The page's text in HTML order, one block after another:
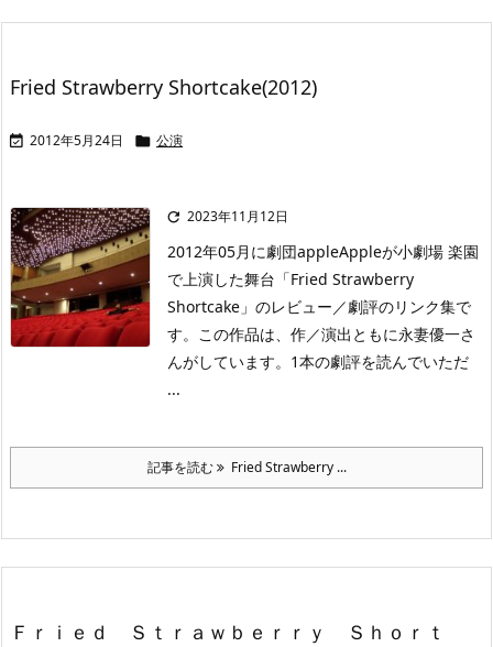
Fried Strawberry Shortcake(2012)
 2012年5月24日  公演
 2023年11月12日
2012年05月に劇団appleAppleが小劇場 楽園
で上演した舞台「Fried Strawberry
Shortcake」のレビュー／劇評のリンク集で
す。この作品は、作／演出ともに永妻優一さ
んがしています。1本の劇評を読んでいただ
...
記事を読む Fried Strawberry ...
Ｆｒｉｅｄ Ｓｔｒａｗｂｅｒｒｙ Ｓｈｏｒｔ